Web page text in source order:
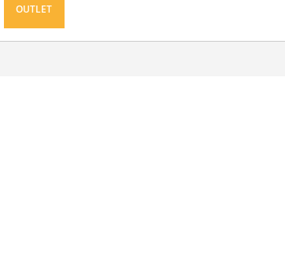
OUTLET